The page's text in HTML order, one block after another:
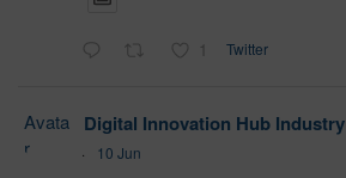
1 Twitter
Avata
r
Digital Innovation Hub
·
10 Jun